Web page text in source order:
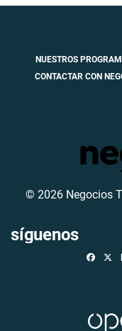
NUESTROS
CONTACTAR CON
© 2026 Negocios
síguenos